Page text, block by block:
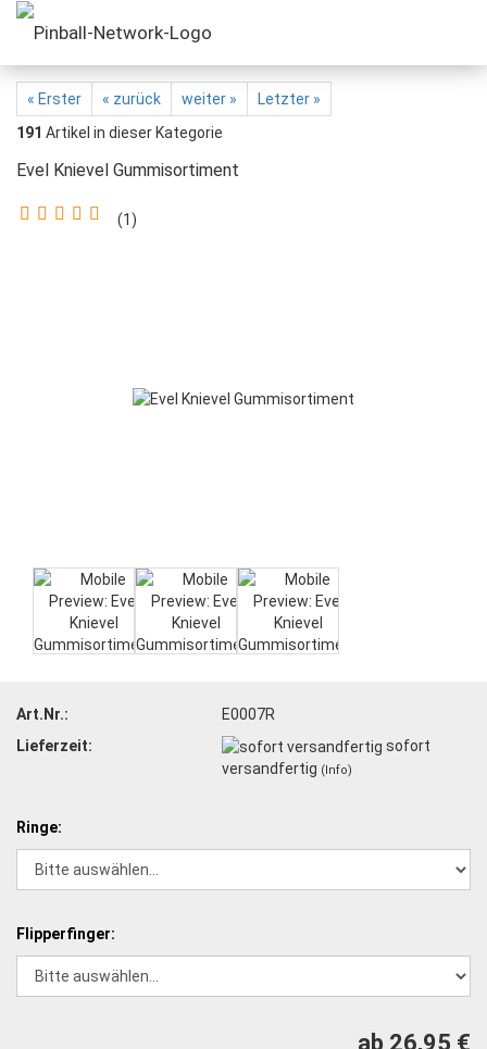
« Erster « zurück weiter »
Letzter »
191 Artikel in dieser Kategorie
Evel Knievel Gummisortiment
1
Art.Nr.:
E0007R
Lieferzeit:
sofort
versandfertig (Info)
Ringe:
Flipperfinger:
ab 26,95 €